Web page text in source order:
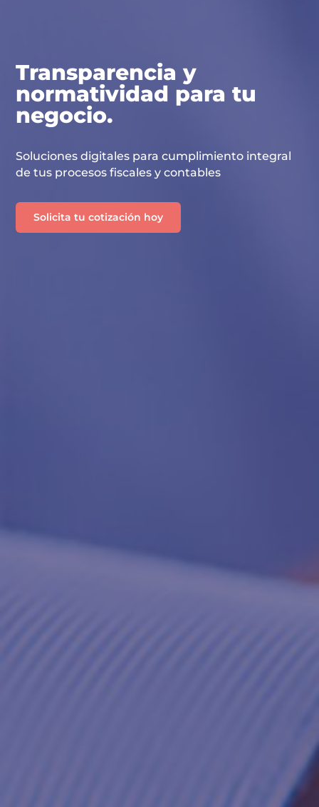
Transparencia y
normatividad para tu
negocio.
Soluciones digitales para cumplimiento integral
de tus procesos fiscales y contables
Solicita tu cotización hoy